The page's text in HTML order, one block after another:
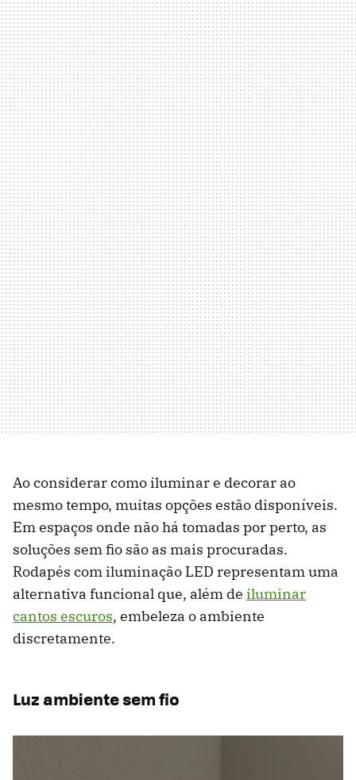
Ao considerar como iluminar e decorar ao
mesmo tempo, muitas opções estão disponíveis.
Em espaços onde não há tomadas por perto, as
soluções sem fio são as mais procuradas.
Rodapés com iluminação LED representam uma
alternativa funcional que, além de iluminar
cantos escuros, embeleza o ambiente
discretamente.
Luz ambiente sem fio